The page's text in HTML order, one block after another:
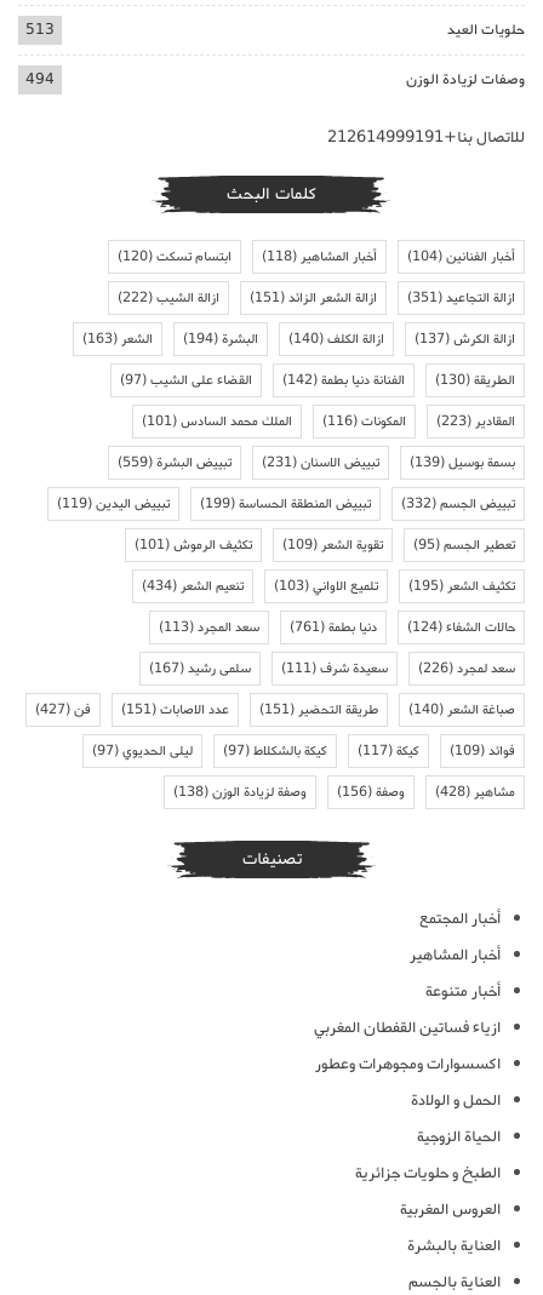
حلويات العيد 513
وصفات لزيادة الوزن 494
للاتصال بنا+212614999191
كلمات البحث
أخبار الفنانين(104) أخبار المشاهير(118) ابتسام تسكت(120)
ازالة التجاعيد(351) ازالة الشعر الزائد(151) ازالة الشيب(222)
ازالة الكرش(137) ازالة الكلف(140) البشرة(194) الشعر(163)
الطريقة(130) الفنانة دنيا بطمة(142) القضاء على الشيب(97)
المقادير(223) المكونات(116) الملك محمد السادس(101)
بسمة بوسيل(139) تبييض الاسنان(231) تبييض البشرة(559)
تبييض الجسم(332) تبييض المنطقة الحساسة(199) تبييض اليدين(119)
تعطير الجسم(95) تقوية الشعر(109) تكثيف الرموش(101)
تكثيف الشعر(195) تلميع الاواني(103) تنعيم الشعر(434)
حالات الشفاء(124) دنيا بطمة(761) سعد المجرد(113)
سعد لمجرد(226) سعيدة شرف(111) سلمى رشيد(167)
صباغة الشعر(140) طريقة التحضير(151) عدد الاصابات(151) فن(427)
فوائد(109) كيكة(117) كيكة بالشكلاط(97) ليلى الحديوي(97)
مشاهير(428) وصفة(156) وصفة لزيادة الوزن(138)
تصنيفات
أخبار المجتمع
أخبار المشاهير
أخبار متنوعة
ازياء فساتين القفطان المغربي
اكسسوارات ومجوهرات وعطور
الحمل و الولادة
الحياة الزوجية
الطبخ و حلويات جزائرية
العروس المغربية
العناية بالبشرة
العناية بالجسم